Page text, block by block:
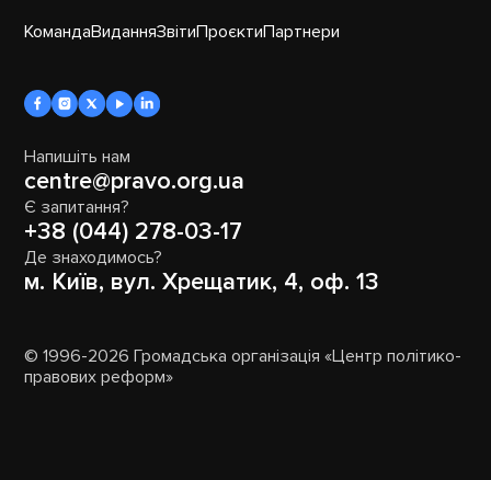
КомандаВиданняЗвітиПроєктиПартнери
Напишіть нам
centre@pravo.org.ua
Є запитання?
+38 (044) 278-03-17
Де знаходимось?
м. Київ, вул. Хрещатик, 4, оф. 13
© 1996-2026 Громадська організація «Центр політико-
правових реформ»